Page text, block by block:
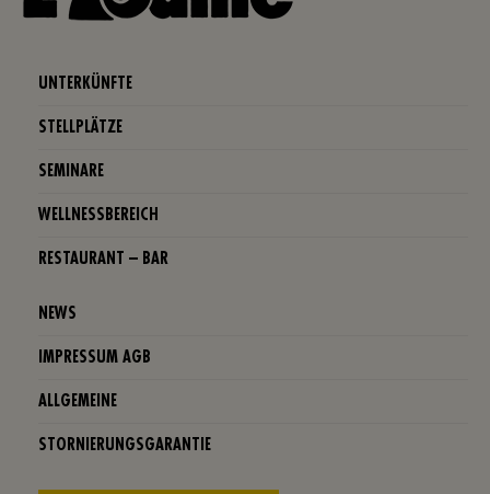
UNTERKÜNFTE
STELLPLÄTZE
SEMINARE
WELLNESSBEREICH
RESTAURANT – BAR
NEWS
IMPRESSUM AGB
ALLGEMEINE
STORNIERUNGSGARANTIE